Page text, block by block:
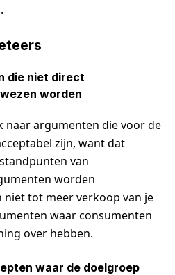
die niet direct
worden
naar argumenten die voor de
zijn, want dat
van
worden
niet tot meer verkoop van je
waar consumenten
over hebben.
waar de doelgroep